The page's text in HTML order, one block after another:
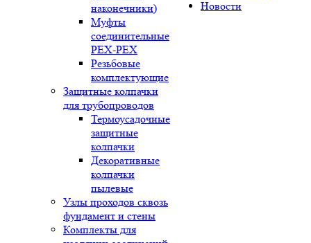
наконечники)
Муфты
соединительные
РЕХ-PEX
Резьбовые
комплектующие
Защитные колпачки
для трубопроводов
Термоусадочные
защитные
колпачки
Декоративные
колпачки
пылевые
Узлы проходов сквозь
фундамент и стены
Комплекты для
Новости